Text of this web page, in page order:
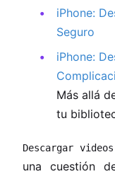
iPhone:
Seguro
iPhone:
Más allá
tu
Descargar
una cuestión